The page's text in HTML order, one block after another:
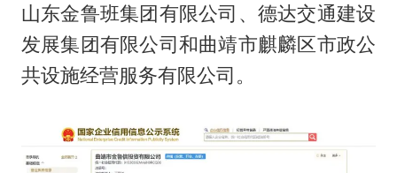
山东金鲁班集团有限公司、德达交通建设
发展集团有限公司和曲靖市麒麟区市政公
共设施经营服务有限公司。